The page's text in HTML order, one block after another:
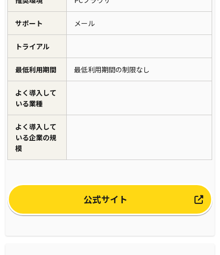
サポート メール
トライアル
最低利用期間 最低利用期間の制限なし
よく導入して
いる業種
よく導入して
いる企業の規
模
公式サイト